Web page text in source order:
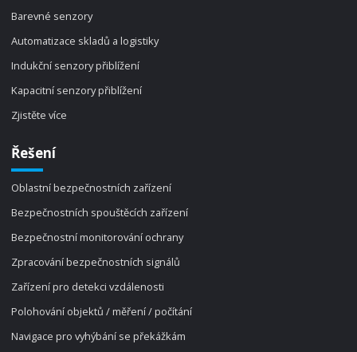
Barevné senzory
Automatizace skladů a logistiky
Indukční senzory přiblížení
Kapacitní senzory přiblížení
Zjistěte více
Řešení
Oblastní bezpečnostních zařízení
Bezpečnostních spouštěcích zařízení
Bezpečnostní monitorování ochrany
Zpracování bezpečnostních signálů
Zařízení pro detekci vzdálenosti
Polohování objektů / měření / počítání
Navigace pro vyhýbání se překážkám